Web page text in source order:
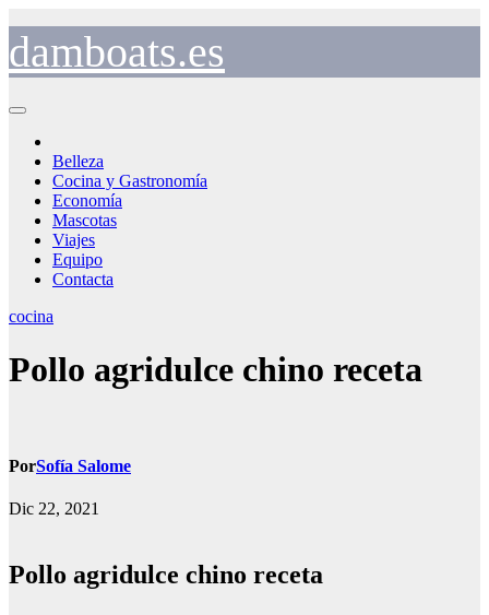
contenido
damboats.es
Belleza
Cocina y Gastronomía
Economía
Mascotas
Viajes
Equipo
Contacta
cocina
Pollo agridulce chino receta
PorSofía Salome
Dic 22, 2021
Pollo agridulce chino receta